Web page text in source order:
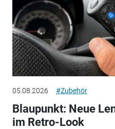
05.08.2026 #Zubehör
Blaupunkt: Neue
im Retro-Look